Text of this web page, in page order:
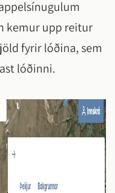
kemur upp reitur
fyrir lóðina, sem
lóðinni.